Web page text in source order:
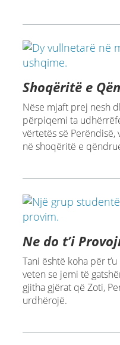
Shoqëritë e
Nëse mjaft prej nesh
përpiqemi ta
vërtetës së
në shoqëritë e
Ne do t’i
Tani është koha për
veten se jemi të
gjitha gjërat që Zoti,
urdhërojë.